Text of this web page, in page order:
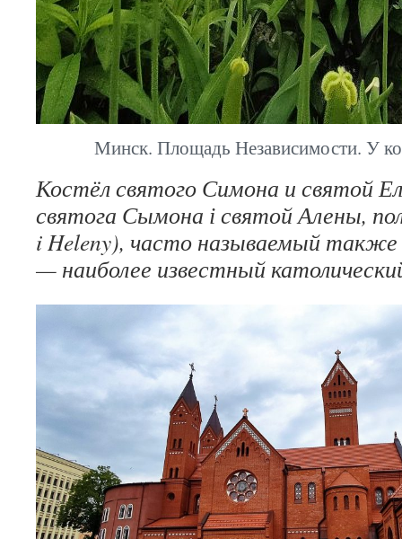
Минск. Площадь Независимости. У
Костёл святого Симона и святой
святога Сымона і святой Алены,
i Heleny), часто называемый
— наиболее известный